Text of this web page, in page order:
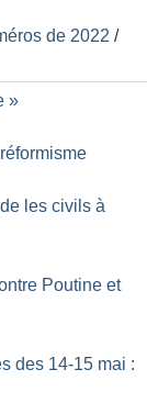
de 2022 /
»
les civils à
Poutine et
des 14-15 mai :